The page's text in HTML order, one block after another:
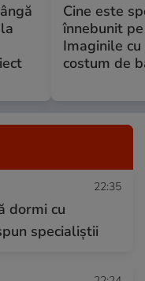
Cine este
înnebunit
Imaginile
costum de
22:35
dormi cu
specialiștii